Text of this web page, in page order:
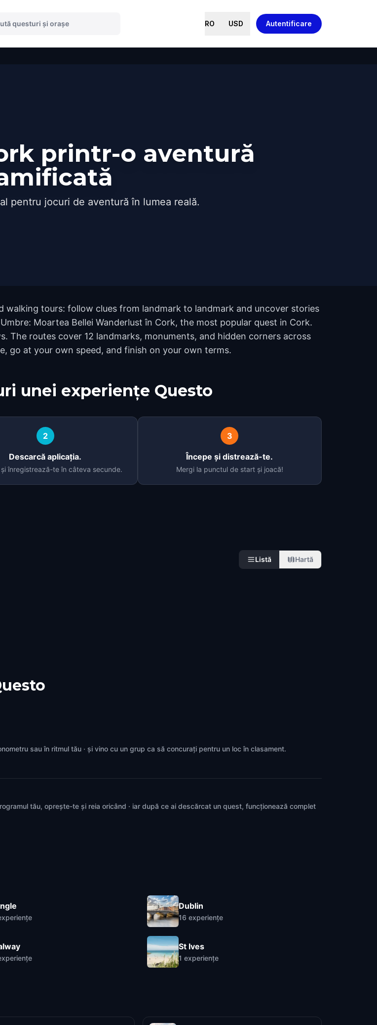
RO USD Autentificare
printr-o aventură
pentru jocuri de aventură în lumea reală.
tours: follow clues from landmark to landmark and uncover stories
Moartea Bellei Wanderlust în Cork, the most popular quest in Cork.
The routes cover 12 landmarks, monuments, and hidden corners across
go at your own speed, and finish on your own terms.
unei experiențe Questo
2
Descarcă aplicația.
înregistrează-te în câteva secunde.
3
Începe și distrează-te.
Mergi la punctul de start și joacă!
Listă Hartă
sau în ritmul tău · și vino cu un grup ca să concurați pentru un loc în clasament.
tău, oprește-te și reia oricând · iar după ce ai descărcat un quest, funcționează complet
Dublin
16 experiențe
St Ives
1 experiențe